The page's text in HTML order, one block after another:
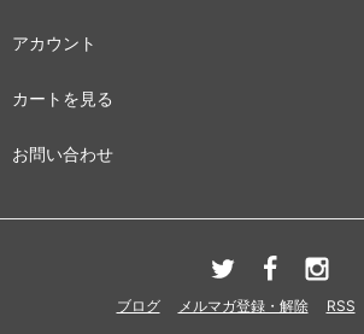
アカウント
カートを見る
お問い合わせ
ブログ メルマガ登録・解除 RSS